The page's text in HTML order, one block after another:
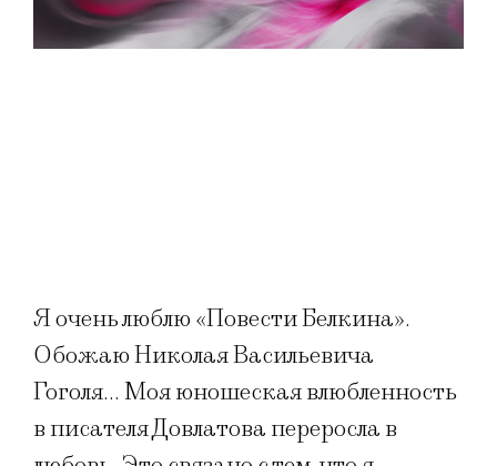
Я очень люблю «Повести Белкина».
Обожаю Николая Васильевича
Гоголя… Моя юношеская влюбленность
в писателя Довлатова переросла в